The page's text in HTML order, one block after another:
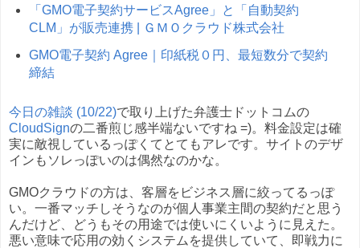
「GMO電子契約サービスAgree」と「自動契約
CLM」が販売連携 | ＧＭＯクラウド株式会社
GMO電子契約 Agree｜印紙税０円、最短数分で契約
締結
今日の雑談 (10/22)で取り上げた弁護士ドットコムの
CloudSignの二番煎じ感半端ないですね =)。料金設定は確
実に敵視しているっぽくてとてもアレです。サイトのデザ
インもソレっぽいのは偶然なのかな。
GMOクラウドの方は、客層をビジネス層に絞ってるっぽ
い。一番マッチしそうなのが個人事業主間の契約だと思う
んだけど、どうもその用途では使いにくいように見えた。
悪い意味で応用の効くシステムを提供していて、即戦力に